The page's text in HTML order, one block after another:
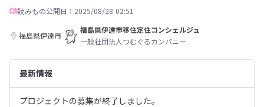
読みもの公開日：2025/08/28 02:51
福島県伊達市
福島県伊達市移住定住コンシェルジュ
一般社団法人つむぐるカンパニー
最新情報
プロジェクトの募集が終了しました。